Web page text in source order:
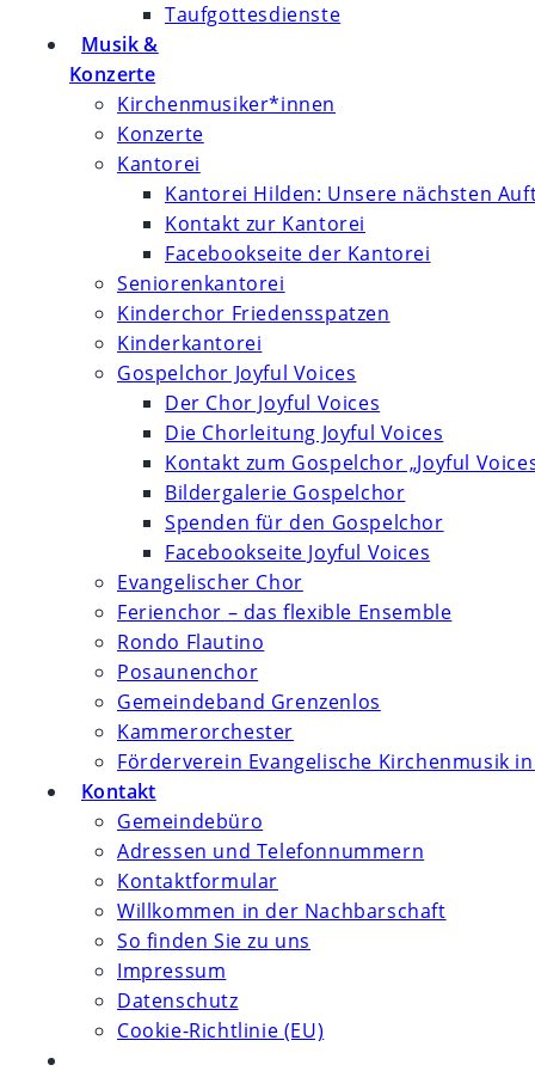
Taufgottesdienste
Musik &
Konzerte
Kirchenmusiker*innen
Konzerte
Kantorei
Kantorei Hilden: Unsere nächsten
Kontakt zur Kantorei
Facebookseite der Kantorei
Seniorenkantorei
Kinderchor Friedensspatzen
Kinderkantorei
Gospelchor Joyful Voices
Der Chor Joyful Voices
Die Chorleitung Joyful Voices
Kontakt zum Gospelchor „Joyful
Bildergalerie Gospelchor
Spenden für den Gospelchor
Facebookseite Joyful Voices
Evangelischer Chor
Ferienchor – das flexible Ensemble
Rondo Flautino
Posaunenchor
Gemeindeband Grenzenlos
Kammerorchester
Förderverein Evangelische Kirchenmusik
Kontakt
Gemeindebüro
Adressen und Telefonnummern
Kontaktformular
Willkommen in der Nachbarschaft
So finden Sie zu uns
Impressum
Datenschutz
Cookie-Richtlinie (EU)